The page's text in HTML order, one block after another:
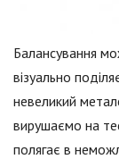
Балансування
візуально
невеликий
вирушаємо на
полягає в